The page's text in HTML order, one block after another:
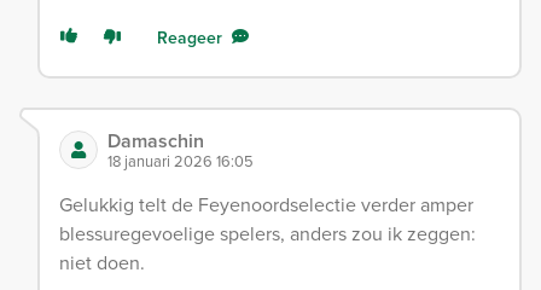
Reageer
Damaschin
18 januari 2026 16:05
Gelukkig telt de Feyenoordselectie verder amper
blessuregevoelige spelers, anders zou ik zeggen:
niet doen.